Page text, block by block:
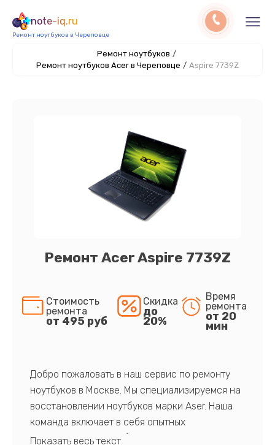
note-iq.ru
Ремонт ноутбуков в Череповце
Ремонт ноутбуков /
Ремонт ноутбуков Acer в Череповце / Aspire 7739Z
Ремонт Acer Aspire 7739Z
Стоимость
ремонта
от 495 руб
Скидка
до
20%
Время
ремонта
от 20
мин
Добро пожаловать в наш сервис по ремонту
ноутбуков в Москве. Мы специализируемся на
восстановлении ноутбуков марки Aser. Наша
команда включает в себя опытных
профессионалов с обширными знаниями и